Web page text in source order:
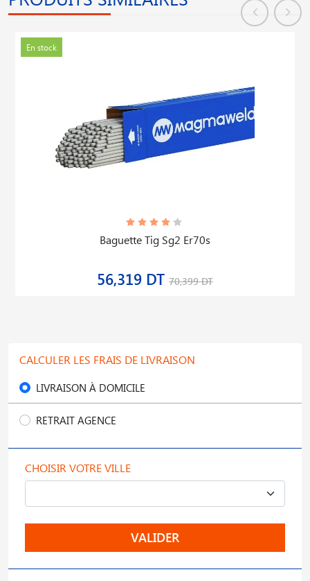
En stock
Baguette Tig Sg2 Er70s
56,319 DT 70,399 DT
CALCULER LES FRAIS DE LIVRAISON
LIVRAISON À DOMICILE
RETRAIT AGENCE
CHOISIR VOTRE VILLE
VALIDER